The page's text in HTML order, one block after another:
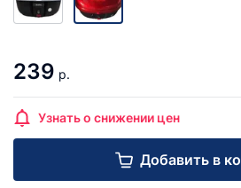
239 р.
Узнать о снижении цен
Добавить в